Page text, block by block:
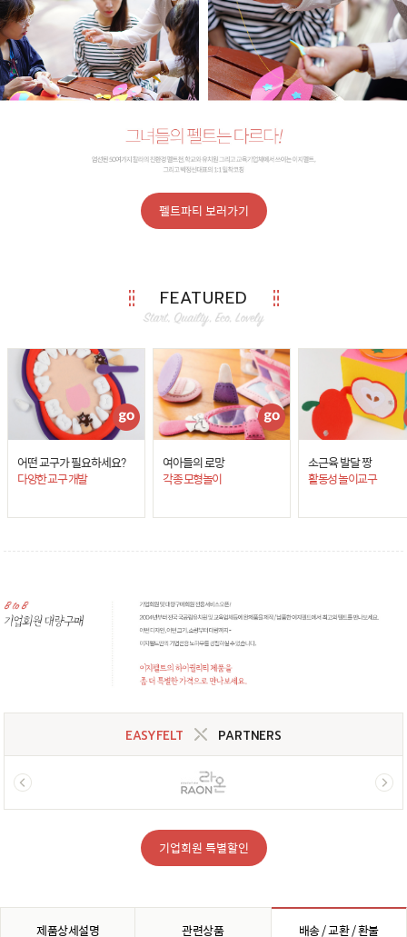
펠트파티 보러가기
FEATURED
어떤 교구가 필요하세요?
다양한 교구 개발
여아들의 로망
각종 모형놀이
소근육 발달 짱
활동성 놀이교구
EASYFELT PARTNERS
기업회원 특별할인
제품상세설명 관련상품 배송 / 교환 / 환불